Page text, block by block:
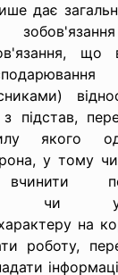
дає
що
підстав,
якого
у тому
вчинити
чи
на
роботу,